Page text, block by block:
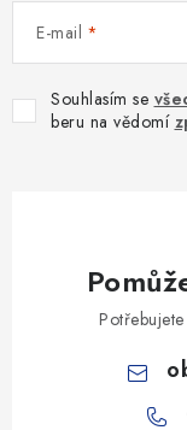
E-mail
Souhlasím se
beru na vědomí